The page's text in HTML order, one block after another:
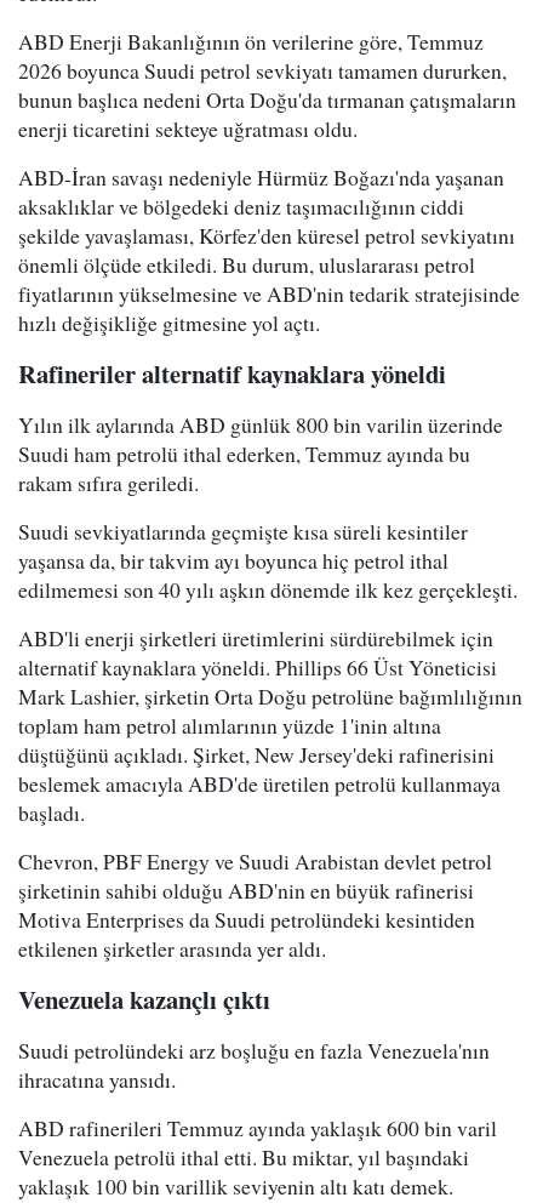
ABD Enerji Bakanlığının ön verilerine göre, Temmuz
2026 boyunca Suudi petrol sevkiyatı tamamen dururken,
bunun başlıca nedeni Orta Doğu'da tırmanan çatışmaların
enerji ticaretini sekteye uğratması oldu.
ABD-İran savaşı nedeniyle Hürmüz Boğazı'nda yaşanan
aksaklıklar ve bölgedeki deniz taşımacılığının ciddi
şekilde yavaşlaması, Körfez'den küresel petrol sevkiyatını
önemli ölçüde etkiledi. Bu durum, uluslararası petrol
fiyatlarının yükselmesine ve ABD'nin tedarik stratejisinde
hızlı değişikliğe gitmesine yol açtı.
Rafineriler alternatif kaynaklara yöneldi
Yılın ilk aylarında ABD günlük 800 bin varilin üzerinde
Suudi ham petrolü ithal ederken, Temmuz ayında bu
rakam sıfıra geriledi.
Suudi sevkiyatlarında geçmişte kısa süreli kesintiler
yaşansa da, bir takvim ayı boyunca hiç petrol ithal
edilmemesi son 40 yılı aşkın dönemde ilk kez gerçekleşti.
ABD'li enerji şirketleri üretimlerini sürdürebilmek için
alternatif kaynaklara yöneldi. Phillips 66 Üst Yöneticisi
Mark Lashier, şirketin Orta Doğu petrolüne bağımlılığının
toplam ham petrol alımlarının yüzde 1'inin altına
düştüğünü açıkladı. Şirket, New Jersey'deki rafinerisini
beslemek amacıyla ABD'de üretilen petrolü kullanmaya
başladı.
Chevron, PBF Energy ve Suudi Arabistan devlet petrol
şirketinin sahibi olduğu ABD'nin en büyük rafinerisi
Motiva Enterprises da Suudi petrolündeki kesintiden
etkilenen şirketler arasında yer aldı.
Venezuela kazançlı çıktı
Suudi petrolündeki arz boşluğu en fazla Venezuela'nın
ihracatına yansıdı.
ABD rafinerileri Temmuz ayında yaklaşık 600 bin varil
Venezuela petrolü ithal etti. Bu miktar, yıl başındaki
yaklaşık 100 bin varillik seviyenin altı katı demek.